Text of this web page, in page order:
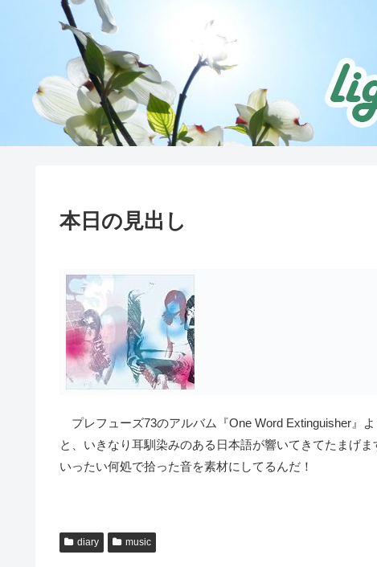
本日の見出し
プレフューズ73のアルバム『One Word Extinguisher』
と、いきなり耳馴染みのある日本語が響いてきてたまげ
いったい何処で拾った音を素材にしてるんだ！
diary music